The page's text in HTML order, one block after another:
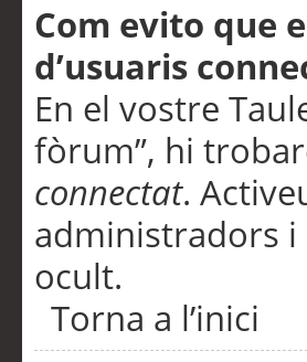
Com evito que
d’usuaris
En el vostre
fòrum”, hi
connectat.
administradors i
ocult.
Torna a l’inici